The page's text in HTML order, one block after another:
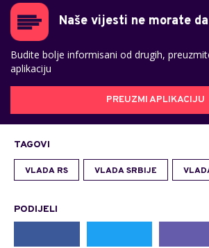
Naše vijesti ne morate
Budite bolje informisani od drugih,
aplikaciju
PREUZMI APLIKACIJU
TAGOVI
VLADA RS VLADA SRBIJE
PODIJELI